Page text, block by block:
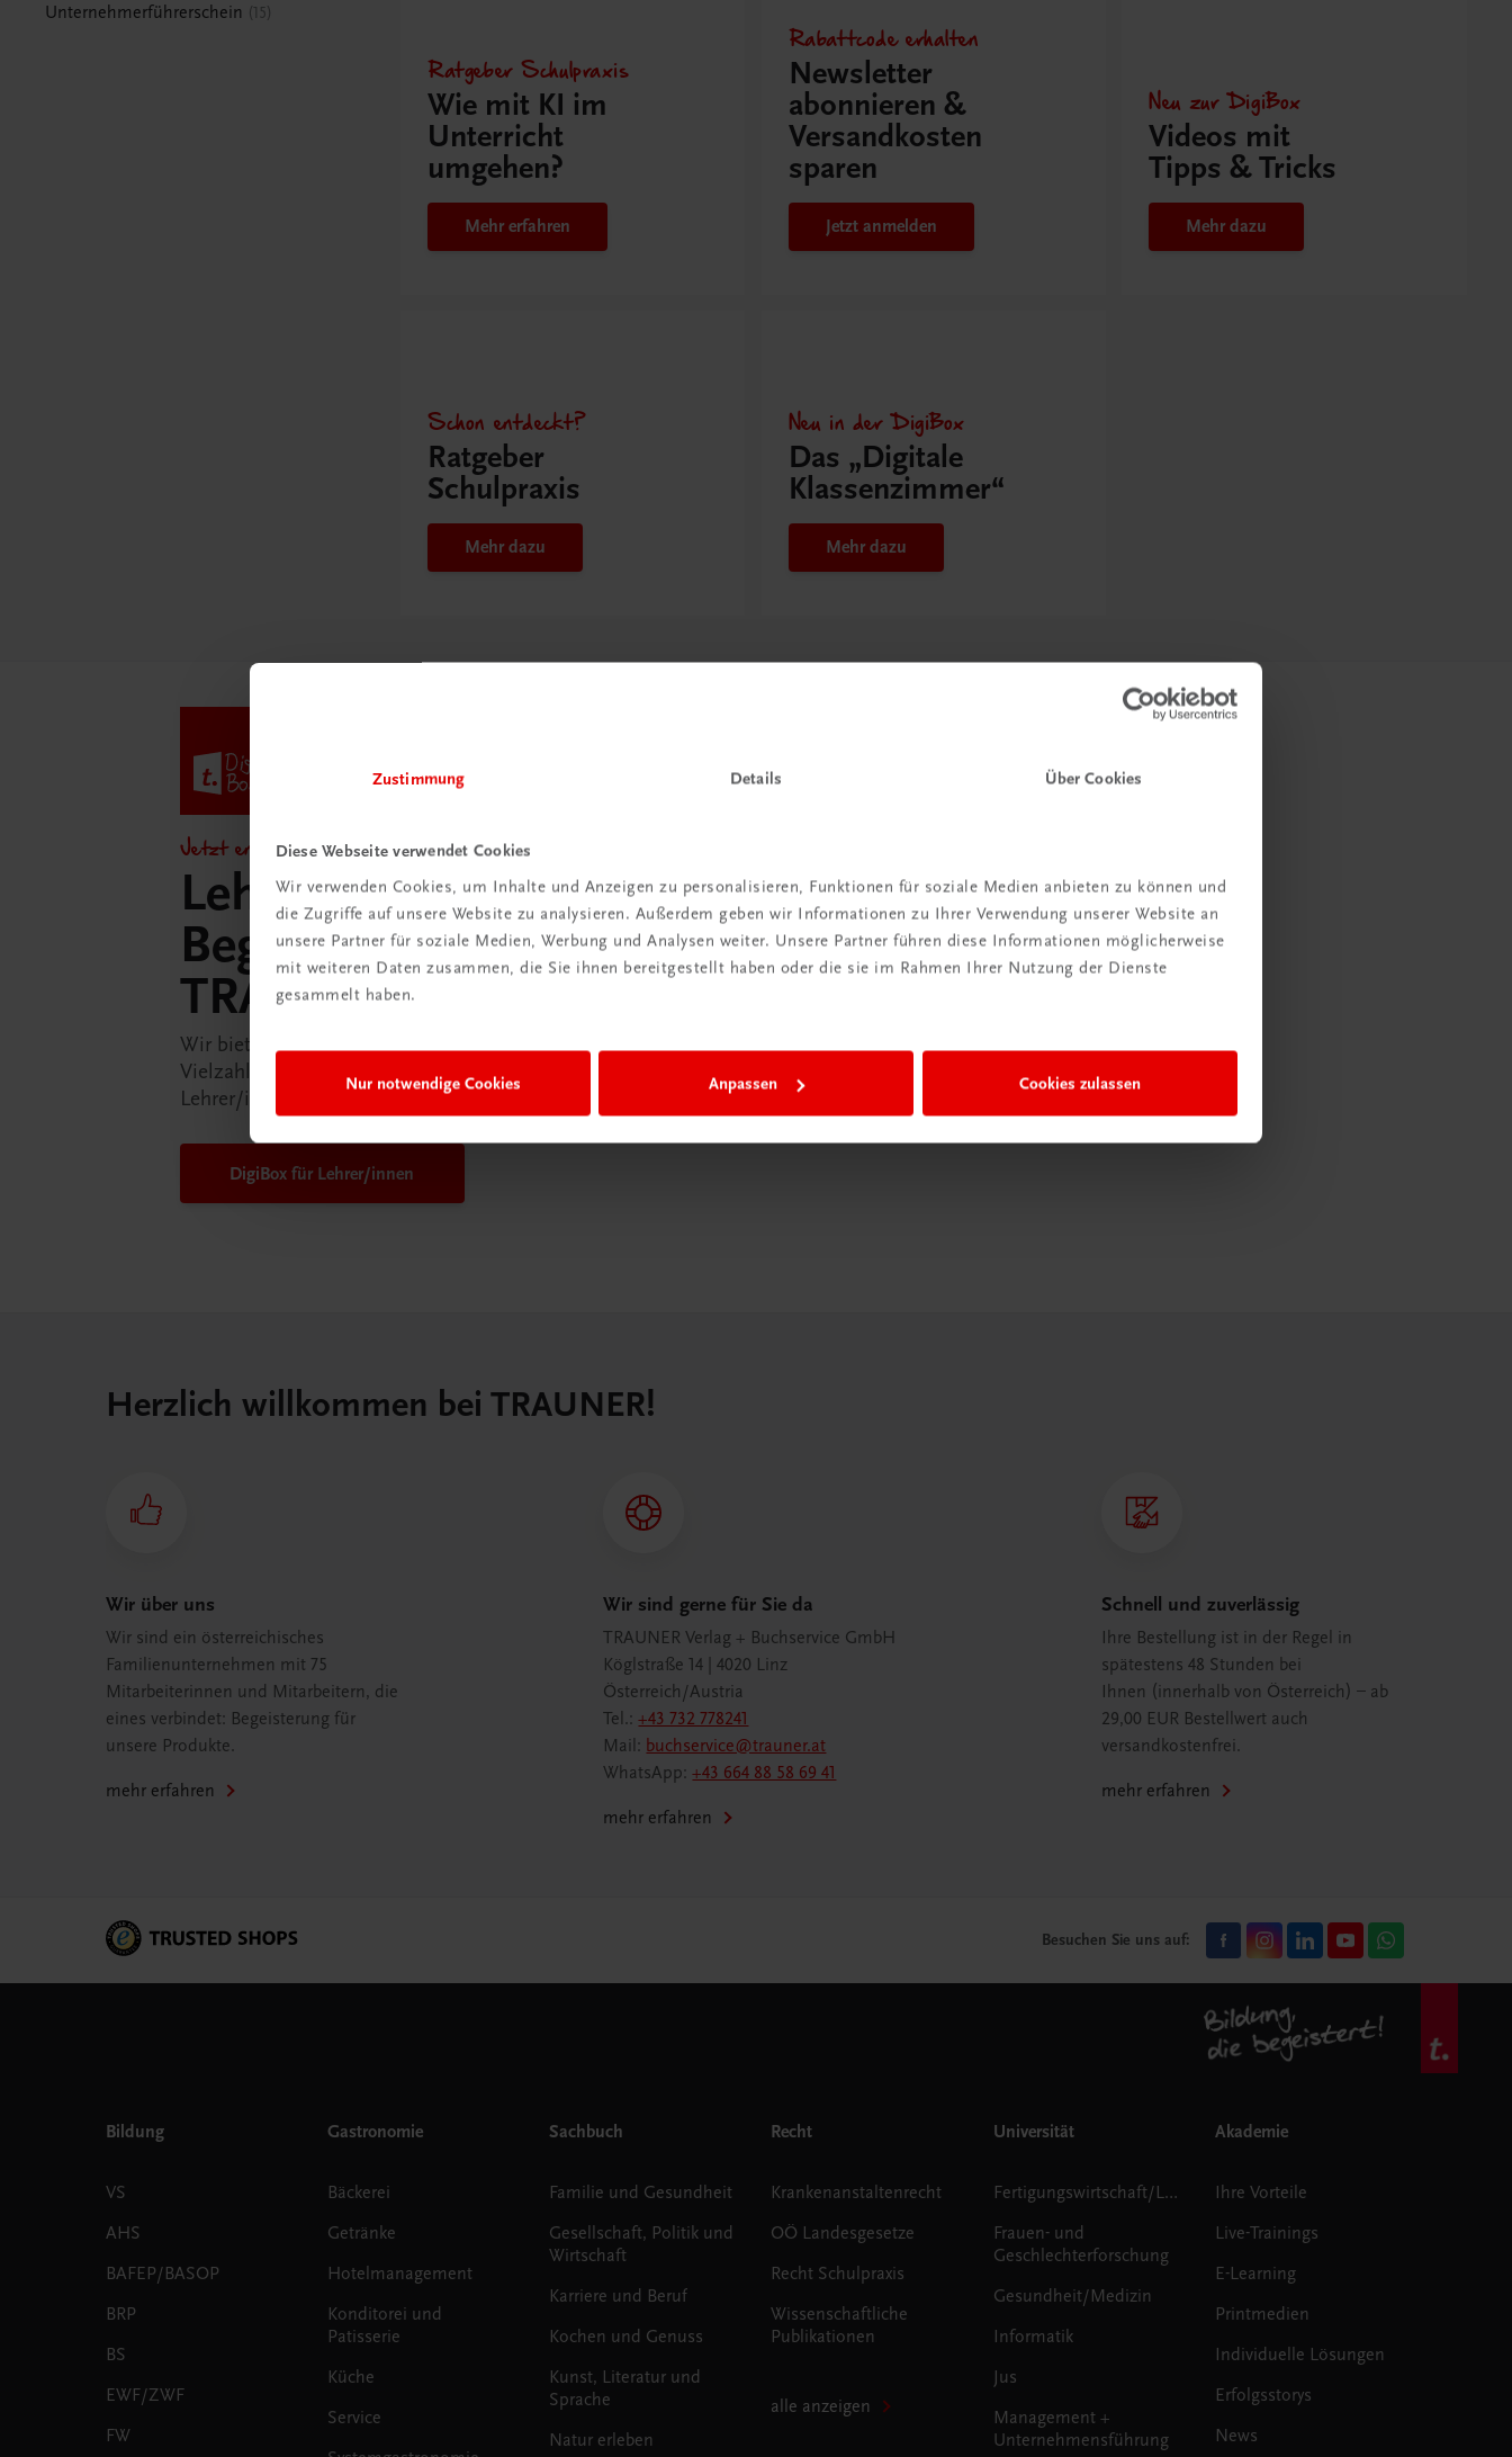
Zustimmung Details Über Cookies
Diese Webseite verwendet Cookies
Wir verwenden Cookies, um Inhalte und Anzeigen zu personalisieren, Funktionen für soziale Medien anbieten zu können und
die Zugriffe auf unsere Website zu analysieren. Außerdem geben wir Informationen zu Ihrer Verwendung unserer Website an
unsere Partner für soziale Medien, Werbung und Analysen weiter. Unsere Partner führen diese Informationen möglicherweise
mit weiteren Daten zusammen, die Sie ihnen bereitgestellt haben oder die sie im Rahmen Ihrer Nutzung der Dienste
gesammelt haben.
Nur notwendige Cookies Anpassen Cookies zulassen
Unternehmerführerschein 15
Ratgeber Schulpraxis
Wie mit KI im
Unterricht
umgehen?
Mehr erfahren
Rabattcode erhalten
Newsletter
abonnieren &
Versandkosten
sparen
Jetzt anmelden
Neu zur DigiBox
Videos mit
Tipps & Tricks
Mehr dazu
Schon entdeckt?
Ratgeber
Schulpraxis
Mehr dazu
Neu in der DigiBox
Das „Digitale
Klassenzimmer“
Mehr dazu
Jetzt entdecken!
Lehrer/innen-
Begleitpakete in der
TRAUNER-DigiBox
Wir bieten Ihnen in der TRAUNER-DigiBox eine
Vielzahl an Services an, die Ihr Leben als
Lehrer/in ein Stück einfacher machen.
DigiBox für Lehrer/innen
Herzlich willkommen bei TRAUNER!
Wir über uns
Wir sind ein österreichisches
Familienunternehmen mit 75
Mitarbeiterinnen und Mitarbeitern, die
eines verbindet: Begeisterung für
unsere Produkte.
mehr erfahren
Wir sind gerne für Sie da
TRAUNER Verlag + Buchservice GmbH
Köglstraße 14 | 4020 Linz
Österreich/Austria
Tel.:+43 732 778241
Mail: buchservice@trauner.at
WhatsApp:+43 664 88 58 69 41
mehr erfahren
Schnell und zuverlässig
Ihre Bestellung ist in der Regel in
spätestens 48 Stunden bei
Ihnen (innerhalb von Österreich) – ab
29,00 EUR Bestellwert auch
versandkostenfrei.
mehr erfahren
Besuchen Sie uns auf:
Bildung
VS
AHS
BAFEP/BASOP
BRP
BS
EWF/ZWF
FW
Gastronomie
Bäckerei
Getränke
Hotelmanagement
Konditorei und
Patisserie
Küche
Service
Sachbuch
Familie und Gesundheit
Gesellschaft, Politik und
Wirtschaft
Karriere und Beruf
Kochen und Genuss
Kunst, Literatur und
Sprache
Natur erleben
Recht
Krankenanstaltenrecht
OÖ Landesgesetze
Recht Schulpraxis
Wissenschaftliche
Publikationen
alle anzeigen
Universität
Fertigungswirtschaft/Logistik
Frauen- und
Geschlechterforschung
Gesundheit/Medizin
Informatik
Jus
Management +
Unternehmensführung
Akademie
Ihre Vorteile
Live-Trainings
E-Learning
Printmedien
Individuelle Lösungen
Erfolgsstorys
News